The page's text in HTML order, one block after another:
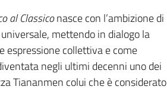
al Classiconasce con l’ambizione di
mettendo in dialogo la
espressione collettiva e come
negli ultimi decenni uno dei
Tiananmen colui che è considerato